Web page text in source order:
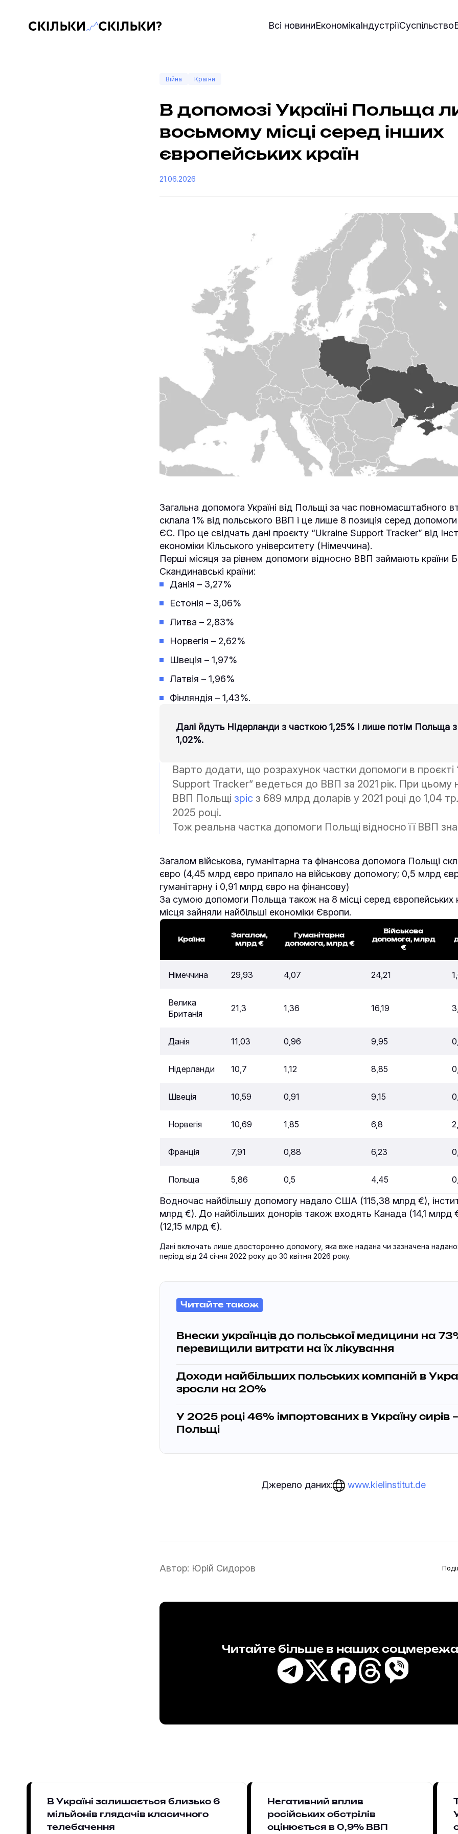
Скільки-скільки? — Медіа про суспільні дані Всі новиниЕкономікаІндустріїСуспільство
Війна Країни
В допомозі Україні Польща
восьмому місці серед інших
європейських країн
21.06.2026
Загальна допомога Україні від Польщі за час повномасштабного
склала 1% від польського ВВП і це лише 8 позиція серед допомоги
ЄС. Про це свідчать дані проєкту “Ukraine Support Tracker” від
економіки Кільського університету (Німеччина).
Перші місяця за рівнем допомоги відносно ВВП займають країни
Скандинавські країни:
Данія – 3,27%
Естонія – 3,06%
Литва – 2,83%
Норвегія – 2,62%
Швеція – 1,97%
Латвія – 1,96%
Фінляндія – 1,43%.
Далі йдуть Нідерланди з часткою 1,25% і лише потім Польща
1,02%.
Варто додати, що розрахунок частки допомоги в проєкті
Support Tracker” ведеться до ВВП за 2021 рік. При цьому
ВВП Польщі зріс з 689 млрд доларів у 2021 році до 1,04
2025 році.
Тож реальна частка допомоги Польщі відносно її ВВП
Загалом військова, гуманітарна та фінансова допомога Польщі
євро (4,45 млрд євро припало на військову допомогу; 0,5 млрд
гуманітарну і 0,91 млрд євро на фінансову)
За сумою допомоги Польща також на 8 місці серед європейських
місця зайняли найбільші економіки Європи.
Країна
Загалом,
млрд €
Гуманітарна
допомога, млрд €
Військова
допомога, млрд
€
Німеччина 29,93 4,07 24,21
Велика
Британія
21,3 1,36 16,19
Данія 11,03 0,96 9,95
Нідерланди 10,7 1,12 8,85
Швеція 10,59 0,91 9,15
Норвегія 10,69 1,85 6,8
Франція 7,91 0,88 6,23
Польща 5,86 0,5 4,45
Водночас найбільшу допомогу надало США (115,38 млрд €),
млрд €). До найбільших донорів також входять Канада (14,1 млрд
(12,15 млрд €).
Дані включать лише двосторонню допомогу, яка вже надана чи зазначена
період від 24 січня 2022 року до 30 квітня 2026 року.
Читайте також
Внески українців до польської медицини на
перевищили витрати на їх лікування
Доходи найбільших польських компаній в
зросли на 20%
У 2025 році 46% імпортованих в Україну сирів
Польщі
Джерело даних: www.kielinstitut.de
Автор: Юрій Сидоров
Читайте більше в наших
В Україні залишається близько 6
мільйонів глядачів класичного
телебачення
Негативний вплив
російських обстрілів
оцінюється в 0,9% ВВП